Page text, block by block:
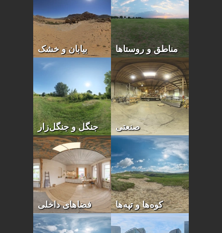
بیابان و خشک مناطق و روستاها
جنگل و جنگل‌زار صنعتی
فضاهای داخلی کوه‌ها و تپه‌ها